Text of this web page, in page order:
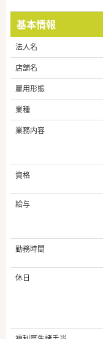
基本情報
法人名
店舗名
雇用形態
業種
業務内容
資格
給与
勤務時間
休日